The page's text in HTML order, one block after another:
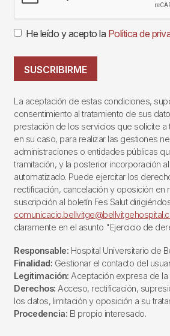
He leído y acepto la Política de
SUSCRIBIRME
La aceptación de estas condiciones,
consentimiento al tratamiento de sus
prestación de los servicios que solicite a
en su caso, para realizar las gestiones
administraciones o entidades públicas
tramitación, y la posterior incorporación
automatizado. Puede ejercitar los
rectificación, cancelación y oposición en
suscripción al boletín Fes Salut
claramente en el asunto "Ejercicio de
Responsable: Hospital Universitario de
Finalidad: Gestionar el contacto del
Legitimación: Aceptación expresa de
Derechos: Acceso, rectificación,
los datos, limitación y oposición a su
Procedencia: El propio interesado.